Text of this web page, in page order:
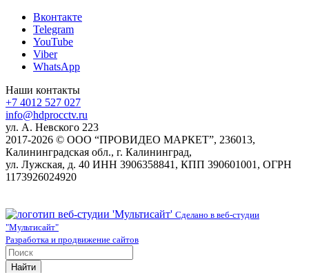
Вконтакте
Telegram
YouTube
Viber
WhatsApp
Наши контакты
+7 4012 527 027
info@hdprocctv.ru
ул. А. Невского 223
2017-2026 © ООО “ПРОВИДЕО МАРКЕТ”, 236013,
Калининградская обл., г. Калининград,
ул. Лужская, д. 40 ИНН 3906358841, КПП 390601001, ОГРН
1173926024920
Сделано в веб-студии
"Мультисайт"
Разработка и продвижение сайтов
Найти